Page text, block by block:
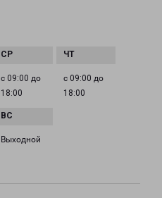
с 09:00 до
18:00
с 09:00 до
18:00
Выходной